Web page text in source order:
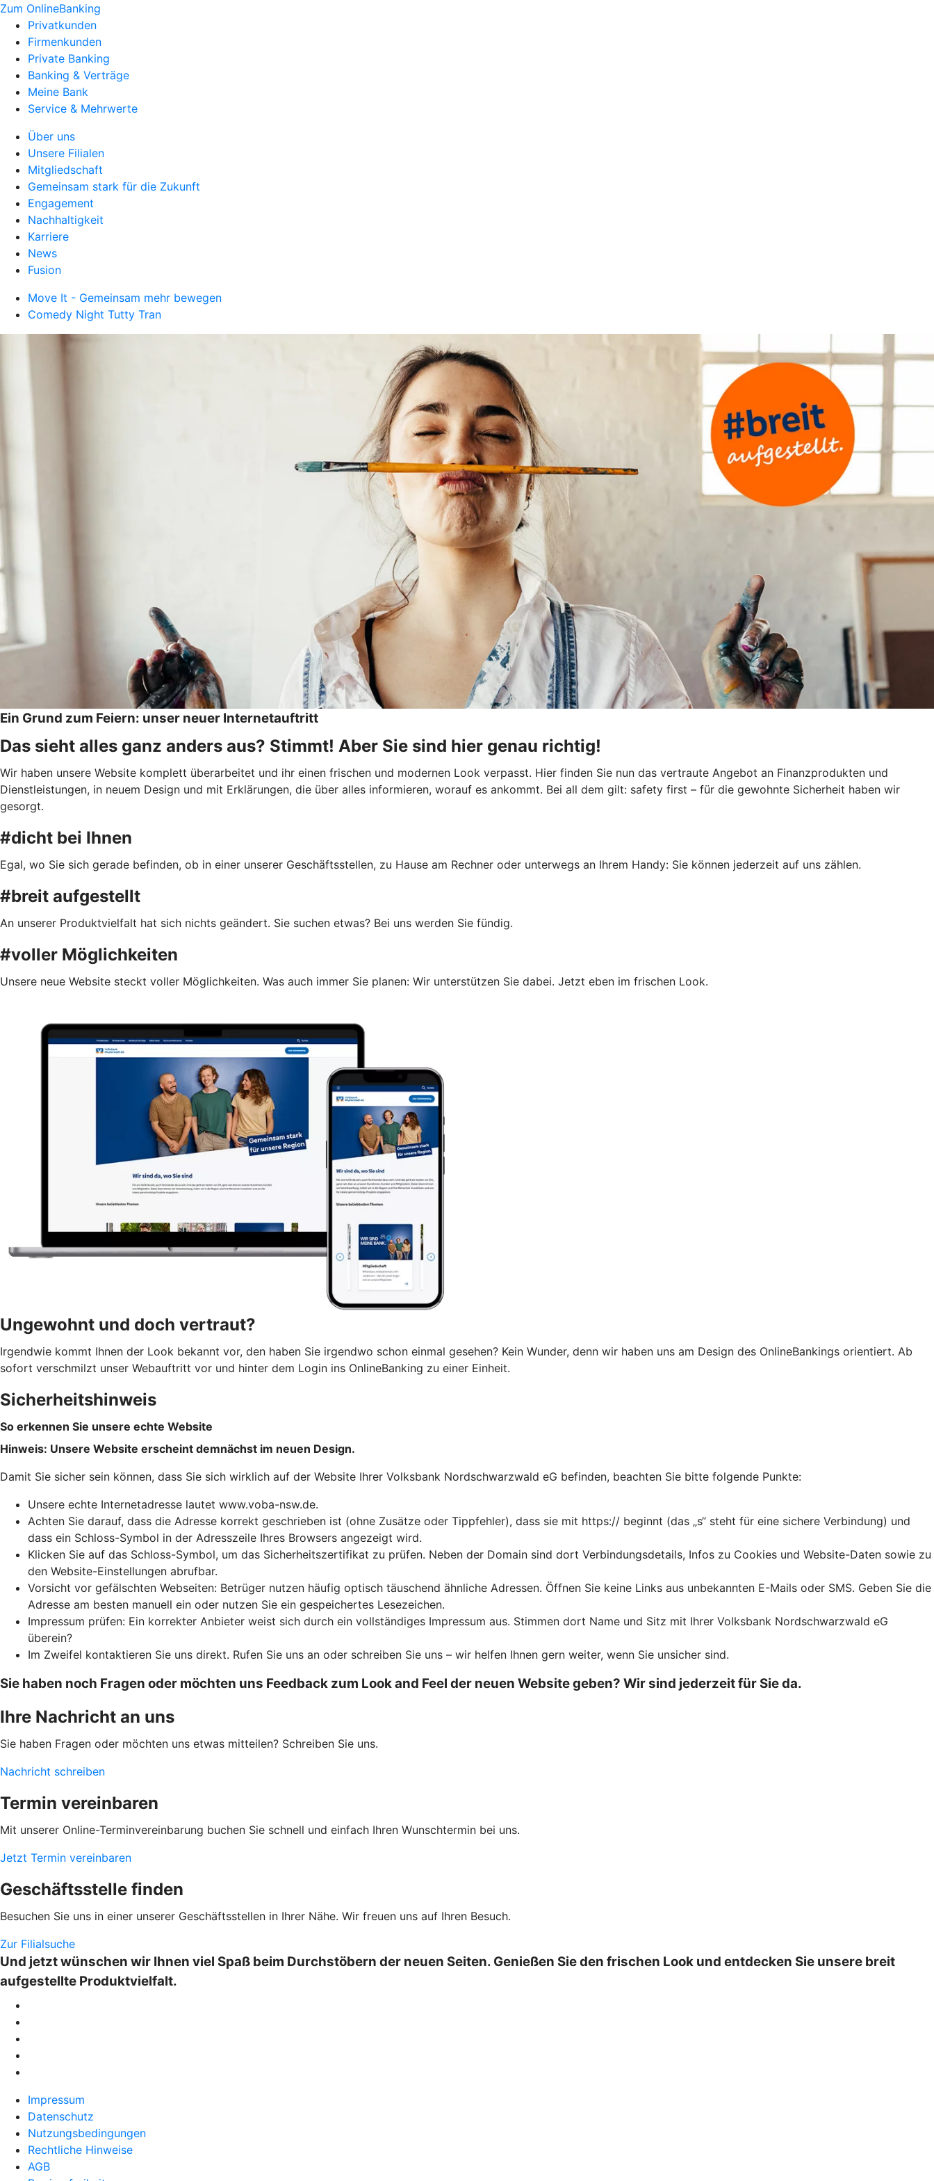
Zum OnlineBanking
Privatkunden
Firmenkunden
Private Banking
Banking & Verträge
Meine Bank
Service & Mehrwerte
Über uns
Unsere Filialen
Mitgliedschaft
Gemeinsam stark für die Zukunft
Engagement
Nachhaltigkeit
Karriere
News
Fusion
Move It - Gemeinsam mehr bewegen
Comedy Night Tutty Tran
Ein Grund zum Feiern: unser neuer Internetauftritt
Das sieht alles ganz anders aus? Stimmt! Aber Sie sind hier genau richtig!
Wir haben unsere Website komplett überarbeitet und ihr einen frischen und modernen Look verpasst. Hier finden Sie nun das vertraute Angebot an Finanzprodukten und
Dienstleistungen, in neuem Design und mit Erklärungen, die über alles informieren, worauf es ankommt. Bei all dem gilt: safety first – für die gewohnte Sicherheit haben wir
gesorgt.
#dicht bei Ihnen
Egal, wo Sie sich gerade befinden, ob in einer unserer Geschäftsstellen, zu Hause am Rechner oder unterwegs an Ihrem Handy: Sie können jederzeit auf uns zählen.
#breit aufgestellt
An unserer Produktvielfalt hat sich nichts geändert. Sie suchen etwas? Bei uns werden Sie fündig.
#voller Möglichkeiten
Unsere neue Website steckt voller Möglichkeiten. Was auch immer Sie planen: Wir unterstützen Sie dabei. Jetzt eben im frischen Look.
Ungewohnt und doch vertraut?
Irgendwie kommt Ihnen der Look bekannt vor, den haben Sie irgendwo schon einmal gesehen? Kein Wunder, denn wir haben uns am Design des OnlineBankings orientiert. Ab
sofort verschmilzt unser Webauftritt vor und hinter dem Login ins OnlineBanking zu einer Einheit.
Sicherheitshinweis
So erkennen Sie unsere echte Website
Hinweis: Unsere Website erscheint demnächst im neuen Design.
Damit Sie sicher sein können, dass Sie sich wirklich auf der Website Ihrer Volksbank Nordschwarzwald eG befinden, beachten Sie bitte folgende Punkte:
Unsere echte Internetadresse lautet www.voba-nsw.de.
Achten Sie darauf, dass die Adresse korrekt geschrieben ist (ohne Zusätze oder Tippfehler), dass sie mit https:// beginnt (das „s“ steht für eine sichere Verbindung) und
dass ein Schloss-Symbol in der Adresszeile Ihres Browsers angezeigt wird.
Klicken Sie auf das Schloss-Symbol, um das Sicherheitszertifikat zu prüfen. Neben der Domain sind dort Verbindungsdetails, Infos zu Cookies und Website-Daten sowie zu
den Website-Einstellungen abrufbar.
Vorsicht vor gefälschten Webseiten: Betrüger nutzen häufig optisch täuschend ähnliche Adressen. Öffnen Sie keine Links aus unbekannten E-Mails oder SMS. Geben Sie die
Adresse am besten manuell ein oder nutzen Sie ein gespeichertes Lesezeichen.
Impressum prüfen: Ein korrekter Anbieter weist sich durch ein vollständiges Impressum aus. Stimmen dort Name und Sitz mit Ihrer Volksbank Nordschwarzwald eG
überein?
Im Zweifel kontaktieren Sie uns direkt. Rufen Sie uns an oder schreiben Sie uns – wir helfen Ihnen gern weiter, wenn Sie unsicher sind.
Sie haben noch Fragen oder möchten uns Feedback zum Look and Feel der neuen Website geben? Wir sind jederzeit für Sie da.
Ihre Nachricht an uns
Sie haben Fragen oder möchten uns etwas mitteilen? Schreiben Sie uns.
Nachricht schreiben
Termin vereinbaren
Mit unserer Online-Terminvereinbarung buchen Sie schnell und einfach Ihren Wunschtermin bei uns.
Jetzt Termin vereinbaren
Geschäftsstelle finden
Besuchen Sie uns in einer unserer Geschäftsstellen in Ihrer Nähe. Wir freuen uns auf Ihren Besuch.
Zur Filialsuche
Und jetzt wünschen wir Ihnen viel Spaß beim Durchstöbern der neuen Seiten. Genießen Sie den frischen Look und entdecken Sie unsere breit
aufgestellte Produktvielfalt.
Impressum
Datenschutz
Nutzungsbedingungen
Rechtliche Hinweise
AGB